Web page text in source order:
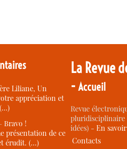
Liliane, Un
appréciation et
Bravo !
présentation de ce
érudit. (…)
La Revue
-Accueil
Revue
idées) -En
Contacts